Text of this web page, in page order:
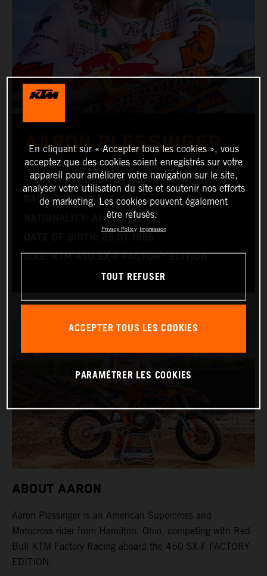
AARON PLESSINGER
TEAM: RED BULL KTM FACTORY RACING
RACING NUMBER: 7
NATIONALITY: AMERICAN
BIKE: KTM 450 SX-F FACTORY EDITION
ABOUT AARON
Aaron Plessinger is an American Supercross and
Motocross rider from Hamilton, Ohio, competing with Red
Bull KTM Factory Racing aboard the 450 SX-F FACTORY
EDITION.
En cliquant sur « Accepter tous les cookies », vous
acceptez que des cookies soient enregistrés sur votre
appareil pour améliorer votre navigation sur le site,
analyser votre utilisation du site et soutenir nos efforts
de marketing. Les cookies peuvent également
être refusés.
Privacy Policy Impression
TOUT REFUSER
ACCEPTER TOUS LES COOKIES
PARAMÉTRER LES COOKIES